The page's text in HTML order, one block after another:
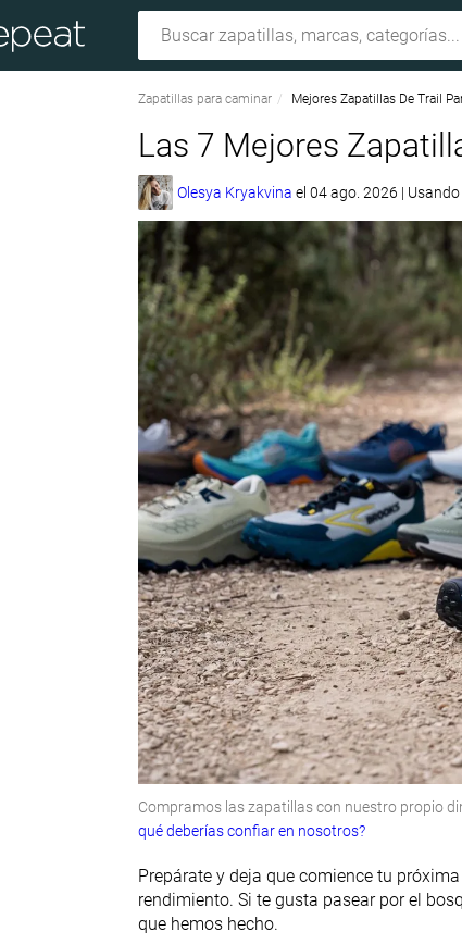
Zapatillas para caminar Mejores Zapatillas De Trail
Las 7 Mejores
Olesya Kryakvina el 04 ago. 2026 | Usando
Compramos las zapatillas con nuestro propio
qué deberías confiar en nosotros?
Prepárate y deja que comience tu
rendimiento. Si te gusta pasear por el
que hemos hecho.